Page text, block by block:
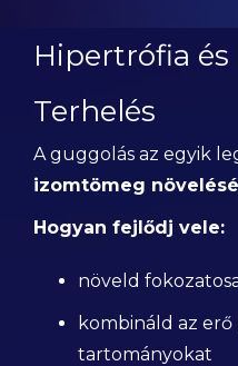
Hipertrófia és
Terhelés
A guggolás az egyik
izomtömeg
Hogyan fejlődj vele:
növeld
kombináld az erő
tartományokat